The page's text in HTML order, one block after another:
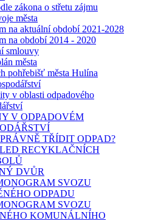
zákona o střetu zájmu
města
na aktuální období 2021-2028
na období 2014 - 2020
smlouvy
města
pohřebišť města Hulína
v oblasti odpadového
V ODPADOVÉM
TŘÍDIT ODPAD?
RECYKLAČNÍCH
DVŮR
SVOZU
ODPADU
SVOZU
KOMUNÁLNÍHO